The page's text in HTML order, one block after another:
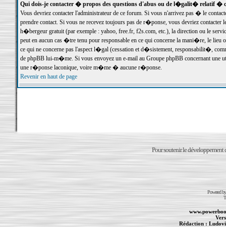
Qui dois-je contacter � propos des questions d'abus ou de l�galit� relatif �
Vous devriez contacter l'administrateur de ce forum. Si vous n'arrivez pas � le
prendre contact. Si vous ne recevez toujours pas de r�ponse, vous devriez
h�bergeur gratuit (par exemple : yahoo, free.fr, f2s.com, etc.), la direction ou le
peut en aucun cas �tre tenu pour responsable en ce qui concerne la mani�re, le
ce qui ne concerne pas l'aspect l�gal (cessation et d�sistement, responsabilit�,
de phpBB lui-m�me. Si vous envoyez un e-mail au Groupe phpBB concernant une
une r�ponse laconique, voire m�me � aucune r�ponse.
Revenir en haut de page
Pour soutenir le développement
Powered
Rédaction :